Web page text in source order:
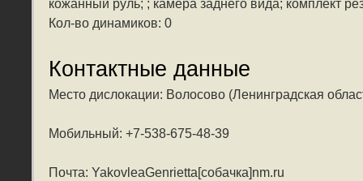
кожанный руль; ; камера заднего вида; комплект
Кол-во динамиков: 0
Контактные данные
Место дислокации: Волосово (Ленинградская
Мобильный: +7-538-675-48-39
Почта: YakovleaGenrietta[собачка]nm.ru